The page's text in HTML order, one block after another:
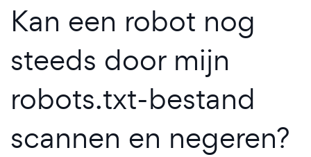
Kan een robot nog
steeds door mijn
robots.txt-bestand
scannen en negeren?